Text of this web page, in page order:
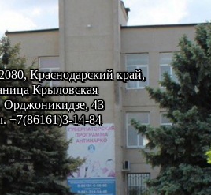
Краснодарский край,
Крыловская
Орджоникидзе, 43
+7(86161)3-14-84